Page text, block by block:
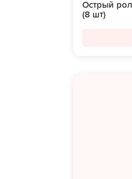
Острый
(8 шт)